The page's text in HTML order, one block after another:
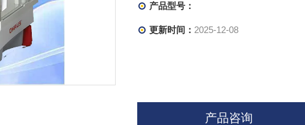
产品型号：
更新时间： 2025-12-08
产品咨询